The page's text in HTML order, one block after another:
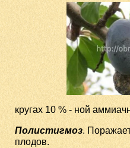
кругах 10 % - ной
Полистигмоз.
плодов.